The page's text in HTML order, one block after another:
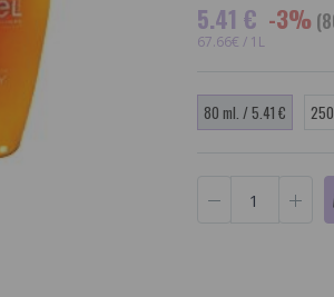
5.41 € -3%
67.66€ / 1L
80 ml. / 5.41 €